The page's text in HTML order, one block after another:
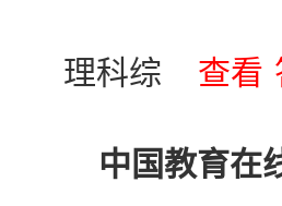
理科综 查看
中国教育在